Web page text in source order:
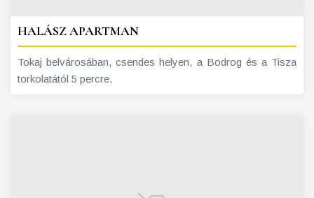
HALÁSZ APARTMAN
Tokaj belvárosában, csendes helyen, a Bodrog és a Tisza
torkolatától 5 percre.